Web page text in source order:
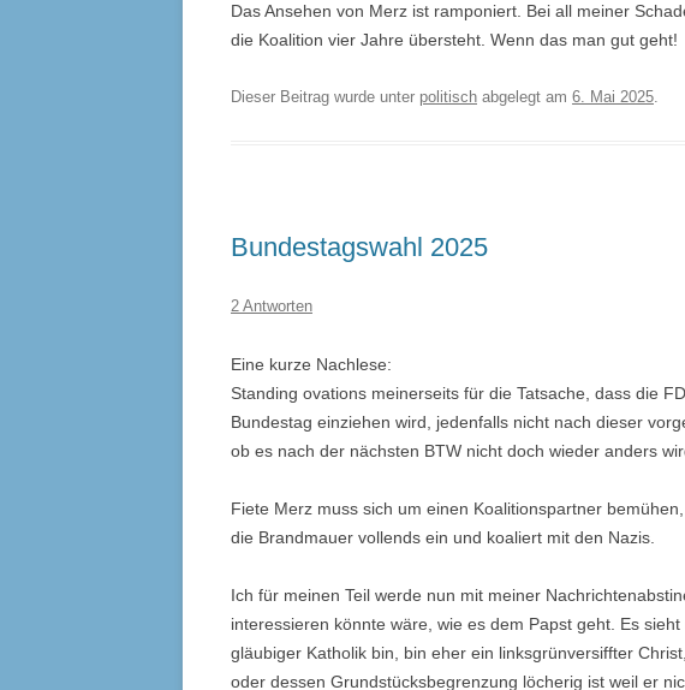
Das Ansehen von Merz ist ramponiert. Bei all meiner
die Koalition vier Jahre übersteht. Wenn das man gut geht!
Dieser Beitrag wurde unter politisch abgelegt am 6. Mai 2025.
Bundestagswahl 2025
2 Antworten
Eine kurze Nachlese:
Standing ovations meinerseits für die Tatsache, dass die
Bundestag einziehen wird, jedenfalls nicht nach dieser
ob es nach der nächsten BTW nicht doch wieder anders
Fiete Merz muss sich um einen Koalitionspartner
die Brandmauer vollends ein und koaliert mit den Nazis.
Ich für meinen Teil werde nun mit meiner
interessieren könnte wäre, wie es dem Papst geht. Es
gläubiger Katholik bin, bin eher ein linksgrünversiffter
oder dessen Grundstücksbegrenzung löcherig ist weil er